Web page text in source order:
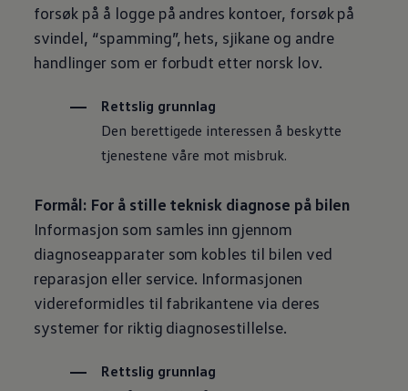
forsøk på å logge på andres kontoer, forsøk på
svindel, “spamming”, hets, sjikane og andre
handlinger som er forbudt etter norsk lov.
Rettslig grunnlag
Den berettigede interessen å beskytte
tjenestene våre mot misbruk.
Formål: For å stille teknisk diagnose på bilen
Informasjon som samles inn gjennom
diagnoseapparater som kobles til bilen ved
reparasjon eller service. Informasjonen
videreformidles til fabrikantene via deres
systemer for riktig diagnosestillelse.
Rettslig grunnlag